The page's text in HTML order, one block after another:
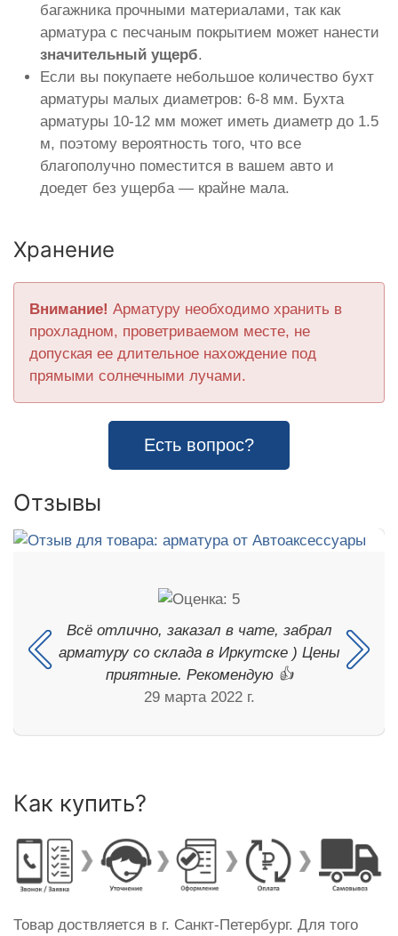
багажника прочными материалами, так как
арматура с песчаным покрытием может нанести
значительный ущерб.
Если вы покупаете небольшое количество бухт
арматуры малых диаметров: 6-8 мм. Бухта
арматуры 10-12 мм может иметь диаметр до 1.5
м, поэтому вероятность того, что все
благополучно поместится в вашем авто и
доедет без ущерба — крайне мала.
Хранение
Внимание! Арматуру необходимо хранить в
прохладном, проветриваемом месте, не
допуская ее длительное нахождение под
прямыми солнечными лучами.
Есть вопрос?
Отзывы
Всё отлично, заказал в чате, забрал
арматуру со склада в Иркутске ) Цены
приятные. Рекомендую 👍
29 марта 2022 г.
Как купить?
Товар доствляется в г. Санкт-Петербург. Для того